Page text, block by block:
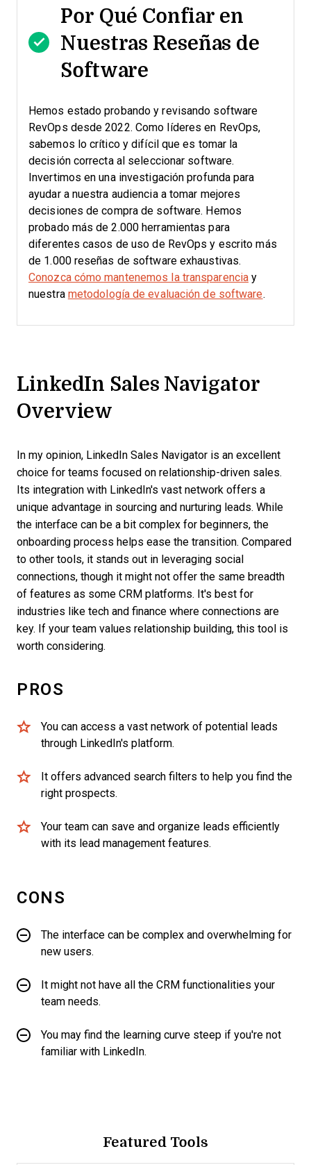
Por Qué Confiar en
Nuestras Reseñas de
Software
Hemos estado probando y revisando software
RevOps desde 2022. Como líderes en RevOps,
sabemos lo crítico y difícil que es tomar la
decisión correcta al seleccionar software.
Invertimos en una investigación profunda para
ayudar a nuestra audiencia a tomar mejores
decisiones de compra de software. Hemos
probado más de 2.000 herramientas para
diferentes casos de uso de RevOps y escrito más
de 1.000 reseñas de software exhaustivas.
Conozca cómo mantenemos la transparencia y
nuestra metodología de evaluación de software.
LinkedIn Sales Navigator
Overview
In my opinion, LinkedIn Sales Navigator is an excellent
choice for teams focused on relationship-driven sales.
Its integration with LinkedIn's vast network offers a
unique advantage in sourcing and nurturing leads. While
the interface can be a bit complex for beginners, the
onboarding process helps ease the transition. Compared
to other tools, it stands out in leveraging social
connections, though it might not offer the same breadth
of features as some CRM platforms. It's best for
industries like tech and finance where connections are
key. If your team values relationship building, this tool is
worth considering.
PROS
You can access a vast network of potential leads
through LinkedIn's platform.
It offers advanced search filters to help you find the
right prospects.
Your team can save and organize leads efficiently
with its lead management features.
CONS
The interface can be complex and overwhelming for
new users.
It might not have all the CRM functionalities your
team needs.
You may find the learning curve steep if you're not
familiar with LinkedIn.
Featured Tools